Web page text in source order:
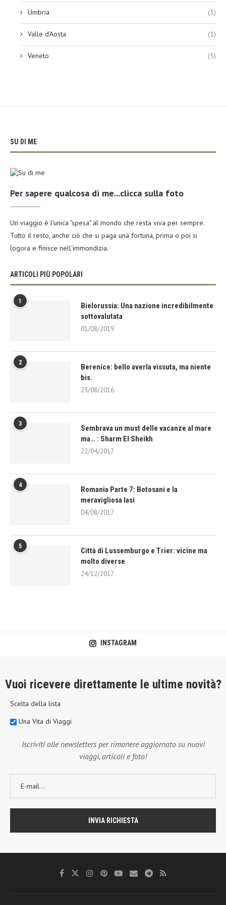
Umbria (3)
Valle d'Aosta (1)
Veneto (5)
SU DI ME
Per sapere qualcosa di me...clicca sulla foto
Un viaggio è l'unica "spesa" al mondo che resta viva per sempre.
Tutto il resto, anche ciò che si paga una fortuna, prima o poi si
logora e finisce nell'immondizia.
ARTICOLI PIÙ POPOLARI
1
Bielorussia: Una nazione incredibilmente
sottovalutata
01/08/2019
2
Berenice: bello averla vissuta, ma niente
bis.
23/08/2016
3
Sembrava un must delle vacanze al mare
ma… : Sharm El Sheikh
22/04/2017
4
Romania Parte 7: Botosani e la
meravigliosa Iasi
04/08/2017
5
Città di Lussemburgo e Trier: vicine ma
molto diverse
24/12/2017
INSTAGRAM
Vuoi ricevere direttamente le ultime novità?
Scelta della lista
Una Vita di Viaggi
Iscriviti alle newsletters per rimanere aggiornato su nuovi
viaggi, articoli e foto!